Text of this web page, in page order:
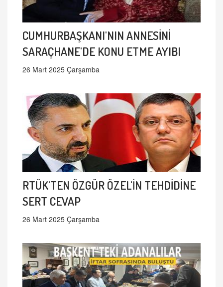
CUMHURBAŞKANI'NIN ANNESİNİ
SARAÇHANE'DE KONU ETME AYIBI
26 Mart 2025 Çarşamba
RTÜK'TEN ÖZGÜR ÖZEL'İN TEHDİDİNE
SERT CEVAP
26 Mart 2025 Çarşamba